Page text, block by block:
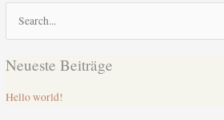
Suchen
nach:
Neueste Beiträge
Hello world!